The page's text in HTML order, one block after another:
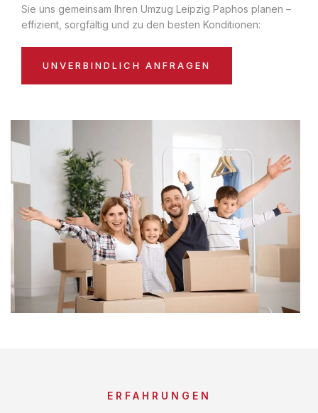
Sie uns gemeinsam Ihren Umzug Leipzig Paphos planen –
effizient, sorgfältig und zu den besten Konditionen:
UNVERBINDLICH ANFRAGEN
ERFAHRUNGEN